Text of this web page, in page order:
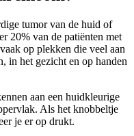
tumor van de huid of
20% van de patiënten met
op plekken die veel aan
in het gezicht en op handen
aan een huidkleurige
Als het knobbeltje
je er op drukt.